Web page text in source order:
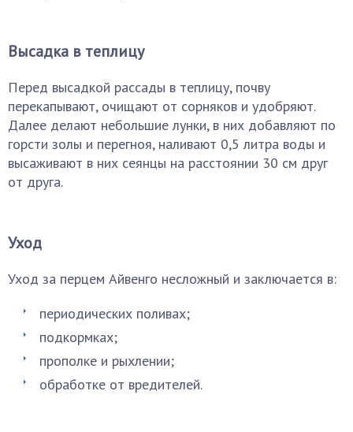
Высадка в теплицу
Перед высадкой рассады в теплицу, почву
перекапывают, очищают от сорняков и удобряют.
Далее делают небольшие лунки, в них добавляют по
горсти золы и перегноя, наливают 0,5 литра воды и
высаживают в них сеянцы на расстоянии 30 см друг
от друга.
Уход
Уход за перцем Айвенго несложный и заключается в:
периодических поливах;
подкормках;
прополке и рыхлении;
обработке от вредителей.